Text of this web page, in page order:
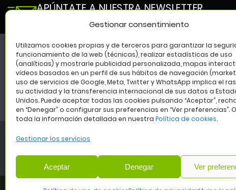
Gestionar consentimiento
Utilizamos cookies propias y de terceros para garantizar la
funcionamiento de la web (técnicas), realizar estadísticas de uso
(analíticas) y mostrarle publicidad personalizada, mapas
vídeos basados en un perfil de sus hábitos de navegación
uso de servicios de Google, Meta, Twitter y WhatsApp implica el
su actividad y la transferencia internacional de sus datos a
Unidos. Puede aceptar todas las cookies pulsando “Aceptar”,
en “Denegar” o configurar sus preferencias en “Ver preferencias”.
toda la información detallada en nuestra Política de cookies.
Gestionar los servicios
Aceptar Denegar Ver
APÚNTATE A NUESTRA NEWSLETTER
y entérate de todas las novedades de nuestro centro
COMUNIDAD